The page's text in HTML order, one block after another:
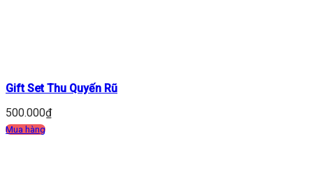
Gift Set Thu Quyến Rũ
500.000₫
Mua hàng